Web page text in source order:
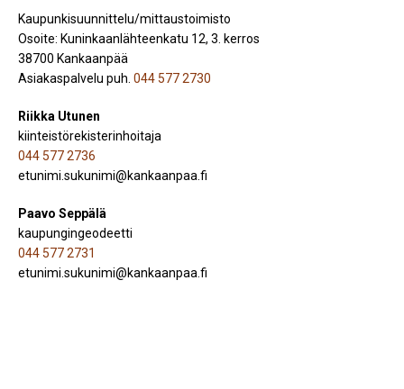
Kaupunkisuunnittelu/mittaustoimisto
Osoite: Kuninkaanlähteenkatu 12, 3. kerros
38700 Kankaanpää
Asiakaspalvelu puh. 044 577 2730
Riikka Utunen
kiinteistörekisterinhoitaja
044 577 2736
etunimi.sukunimi@kankaanpaa.fi
Paavo Seppälä
kaupungingeodeetti
044 577 2731
etunimi.sukunimi@kankaanpaa.fi